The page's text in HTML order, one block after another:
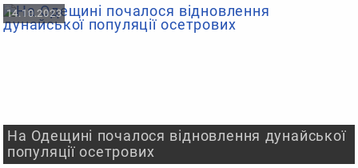
На Одещині почалося відновлення дунайської
популяції осетрових
14.10.2023